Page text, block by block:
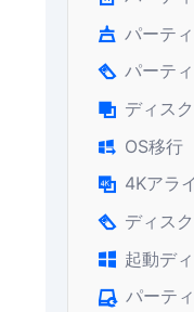
 パーテ
 パーテ
 ディス
 OS移行
 4Kアラ
 ディス
 起動デ
 パーテ